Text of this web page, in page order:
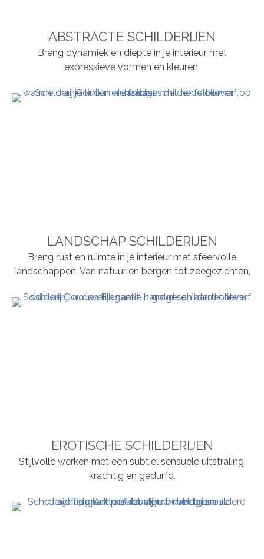
ABSTRACTE SCHILDERIJEN
Breng dynamiek en diepte in je interieur met
expressieve vormen en kleuren.
LANDSCHAP SCHILDERIJEN
Breng rust en ruimte in je interieur met sfeervolle
landschappen. Van natuur en bergen tot zeegezichten,
EROTISCHE SCHILDERIJEN
Stijlvolle werken met een subtiel sensuele uitstraling,
krachtig en gedurfd.